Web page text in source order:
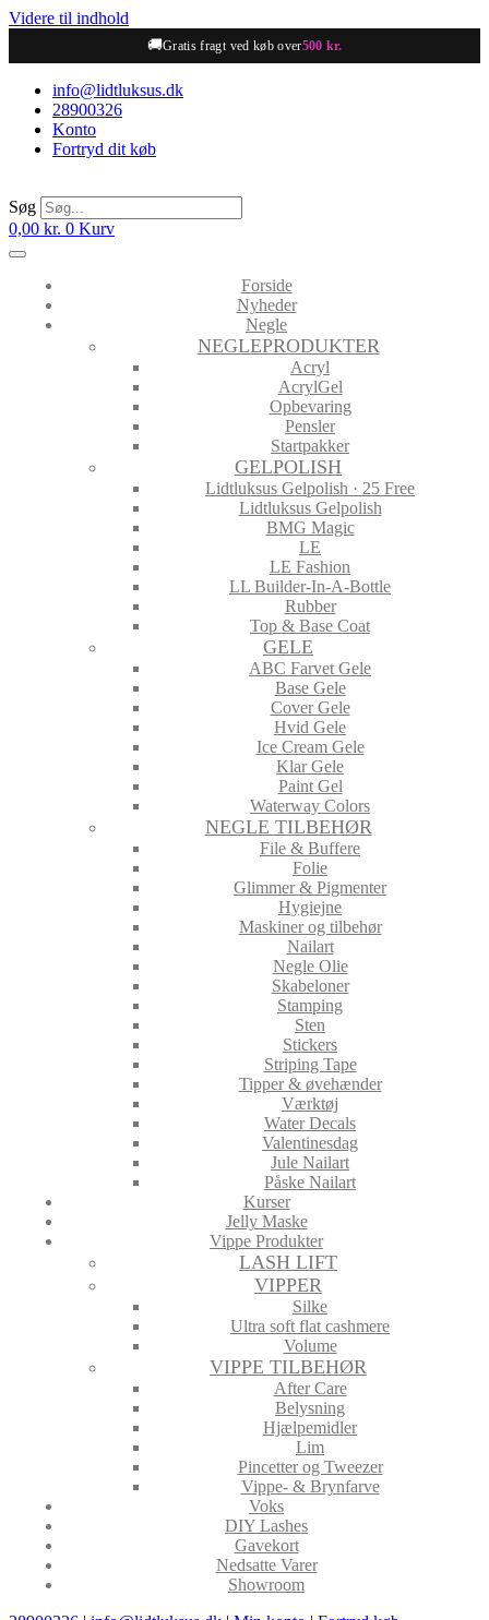
Videre til indhold
🚚Gratis fragt ved køb over500 kr.
info@lidtluksus.dk
28900326
Konto
Fortryd dit køb
Søg
0,00 kr. 0 Kurv
Forside
Nyheder
Negle
NEGLEPRODUKTER
Acryl
AcrylGel
Opbevaring
Pensler
Startpakker
GELPOLISH
Lidtluksus Gelpolish · 25 Free
Lidtluksus Gelpolish
BMG Magic
LE
LE Fashion
LL Builder-In-A-Bottle
Rubber
Top & Base Coat
GELE
ABC Farvet Gele
Base Gele
Cover Gele
Hvid Gele
Ice Cream Gele
Klar Gele
Paint Gel
Waterway Colors
NEGLE TILBEHØR
File & Buffere
Folie
Glimmer & Pigmenter
Hygiejne
Maskiner og tilbehør
Nailart
Negle Olie
Skabeloner
Stamping
Sten
Stickers
Striping Tape
Tipper & øvehænder
Værktøj
Water Decals
Valentinesdag
Jule Nailart
Påske Nailart
Kurser
Jelly Maske
Vippe Produkter
LASH LIFT
VIPPER
Silke
Ultra soft flat cashmere
Volume
VIPPE TILBEHØR
After Care
Belysning
Hjælpemidler
Lim
Pincetter og Tweezer
Vippe- & Brynfarve
Voks
DIY Lashes
Gavekort
Nedsatte Varer
Showroom